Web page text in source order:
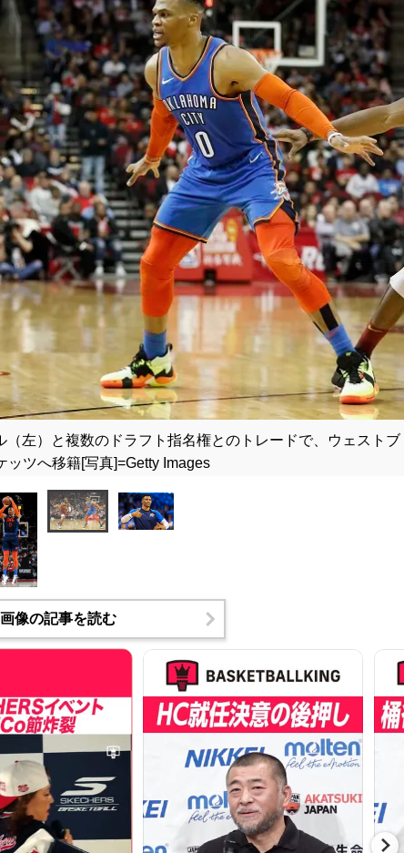
左）と複数のドラフト指名権とのトレードで、ウェストブ
ッツへ移籍[写真]=Getty Images
像の記事を読む